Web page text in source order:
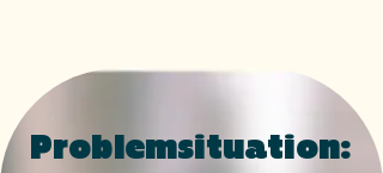
Problemsituation: